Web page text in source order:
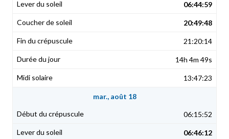
06:44:59
20:49:48
21:20:14
14h 4m 49s
13:47:23
mar., août 18
06:15:52
06:46:12